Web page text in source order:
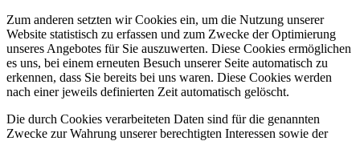
Zum anderen setzten wir Cookies ein, um die Nutzung unserer
Website statistisch zu erfassen und zum Zwecke der Optimierung
unseres Angebotes für Sie auszuwerten. Diese Cookies ermöglichen
es uns, bei einem erneuten Besuch unserer Seite automatisch zu
erkennen, dass Sie bereits bei uns waren. Diese Cookies werden
nach einer jeweils definierten Zeit automatisch gelöscht.
Die durch Cookies verarbeiteten Daten sind für die genannten
Zwecke zur Wahrung unserer berechtigten Interessen sowie der